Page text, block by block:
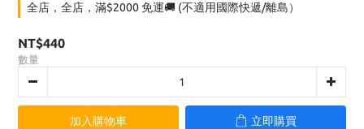
全店，全店，滿$2000 免運🚚 (不適用國際快遞/離島）
NT$440
數量
加入購物車 立即購買